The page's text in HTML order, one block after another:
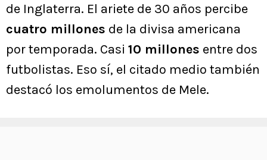
de Inglaterra. El ariete de 30 años percibe
cuatro millones de la divisa americana
por temporada. Casi 10 millones entre dos
futbolistas. Eso sí, el citado medio también
destacó los emolumentos de Mele.